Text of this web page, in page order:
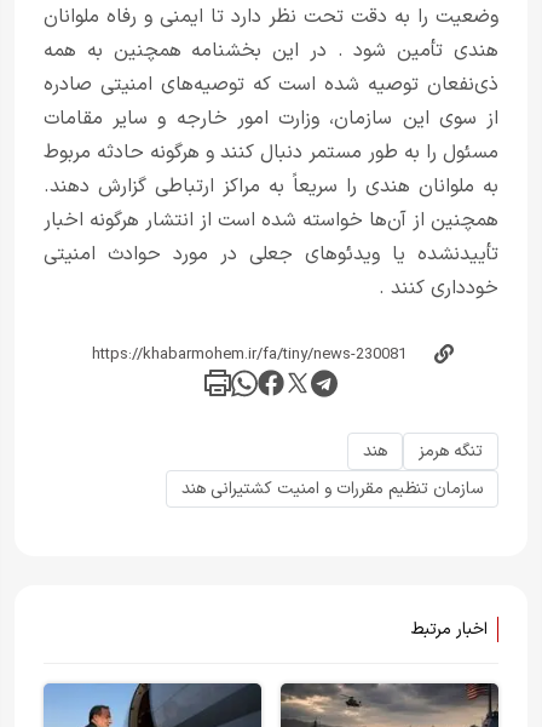
وضعیت را به دقت تحت نظر دارد تا ایمنی و رفاه ملوانان
هندی تأمین شود . در این بخشنامه همچنین به همه
ذی‌نفعان توصیه شده است که توصیه‌های امنیتی صادره
از سوی این سازمان، وزارت امور خارجه و سایر مقامات
مسئول را به طور مستمر دنبال کنند و هرگونه حادثه مربوط
به ملوانان هندی را سریعاً به مراکز ارتباطی گزارش دهند.
همچنین از آن‌ها خواسته شده است از انتشار هرگونه اخبار
تأییدنشده یا ویدئوهای جعلی در مورد حوادث امنیتی
خودداری کنند .
تنگه هرمز
هند
سازمان تنظیم مقررات و امنیت کشتیرانی هند
اخبار مرتبط